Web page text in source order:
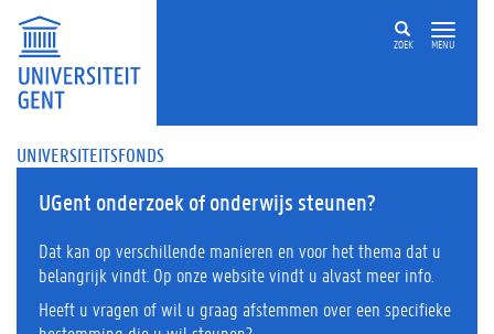
ZOEK MENU
UNIVERSITEITSFONDS
UGent onderzoek of onderwijs steunen?
Dat kan op verschillende manieren en voor het thema dat u
belangrijk vindt. Op onze website vindt u alvast meer info.
Heeft u vragen of wil u graag afstemmen over een specifieke